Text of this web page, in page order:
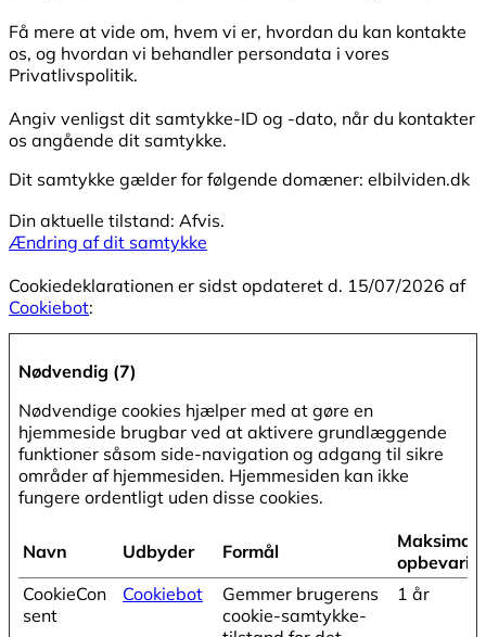
Få mere at vide om, hvem vi er, hvordan du kan kontakte
os, og hvordan vi behandler persondata i vores
Privatlivspolitik.
Angiv venligst dit samtykke-ID og -dato, når du kontakter
os angående dit samtykke.
Dit samtykke gælder for følgende domæner: elbilviden.dk
Din aktuelle tilstand: Afvis.
Ændring af dit samtykke
Cookiedeklarationen er sidst opdateret d. 15/07/2026 af
Cookiebot:
Nødvendig (7)
Nødvendige cookies hjælper med at gøre en
hjemmeside brugbar ved at aktivere grundlæggende
funktioner såsom side-navigation og adgang til sikre
områder af hjemmesiden. Hjemmesiden kan ikke
fungere ordentligt uden disse cookies.
Navn Udbyder Formål
Maksimal
CookieCon
sent
Cookiebot
Gemmer brugerens
cookie-samtykke-
1 år